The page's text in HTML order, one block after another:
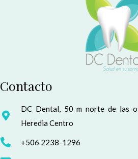
Contacto
DC Dental, 50 m norte de las
Heredia Centro
+506 2238-1296